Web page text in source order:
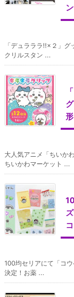
「デュラララ!!×２」
クリルスタン ...
大人気アニメ「ちいか
ちいかわマーケット ...
100均セリアにて「コ
決定！お薬 ...